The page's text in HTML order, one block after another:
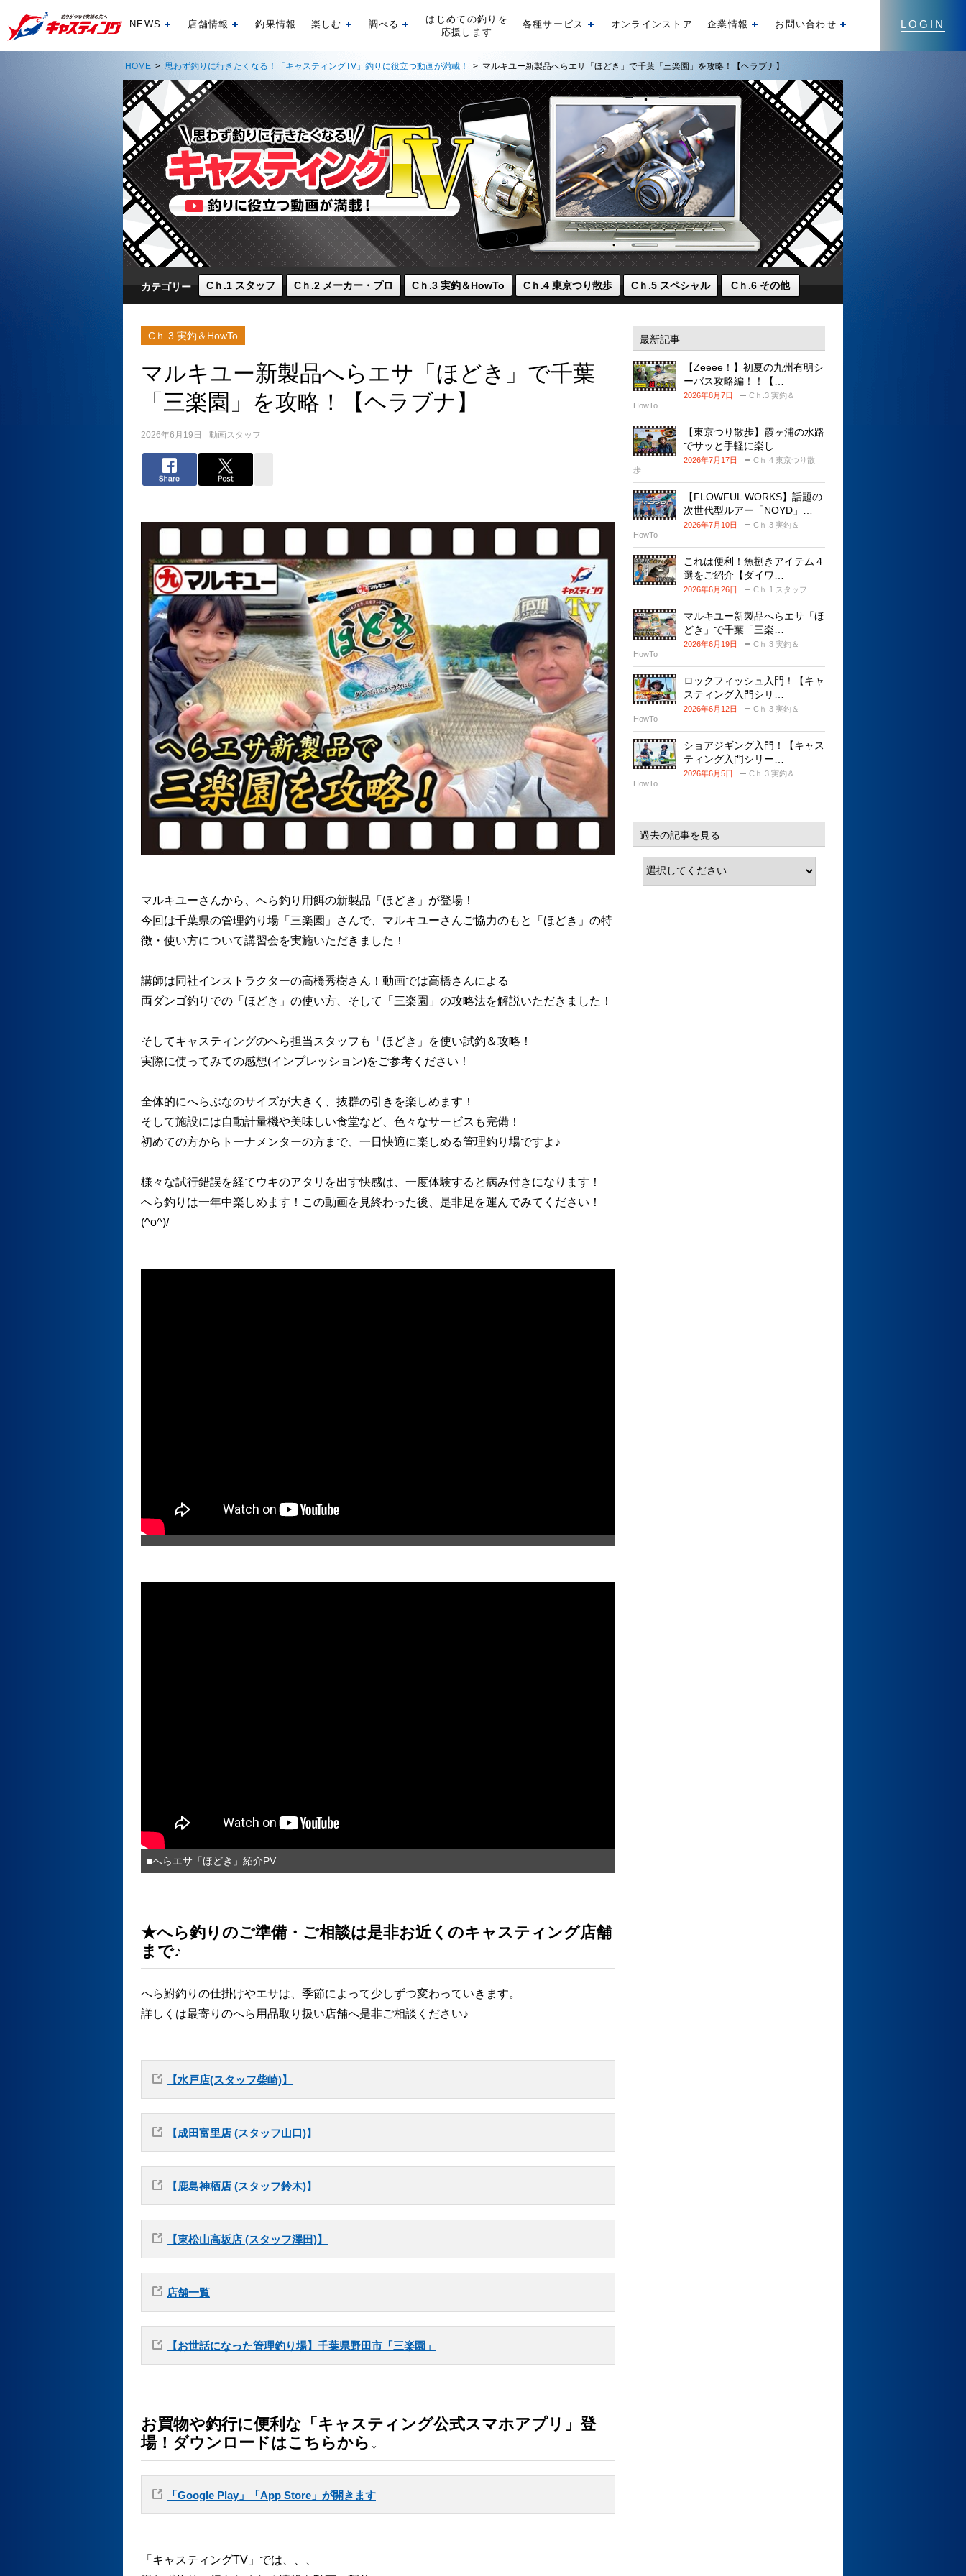
LOGIN
NEWS 開く店舗情報 開く釣果情報 楽しむ 開く調べる 開く
はじめての釣りを
応援します
各種サービス 開くオンラインストア 企業情報 開くお問い合わせ
HOME > 思わず釣りに行きたくなる！「キャスティングTV」釣りに役立つ動画が満載！ > マルキユー新製品へらエサ「ほどき」で千葉「三楽園」を攻略！【ヘラブナ】
カテゴリー Cｈ.1 スタッフ Cｈ.2 メーカー・プロ Cｈ.3 実釣＆HowTo Cｈ.4 東京つり散歩 Cｈ.5 スペシャル Cｈ.6 その他
Cｈ.3 実釣＆HowTo
マルキユー新製品へらエサ「ほどき」で千葉
「三楽園」を攻略！【ヘラブナ】
2026年6月19日 動画スタッフ
マルキユーさんから、へら釣り用餌の新製品「ほどき」が登場！
今回は千葉県の管理釣り場「三楽園」さんで、マルキユーさんご協力のもと「ほどき」の特
徴・使い方について講習会を実施いただきました！
講師は同社インストラクターの高橋秀樹さん！動画では高橋さんによる
両ダンゴ釣りでの「ほどき」の使い方、そして「三楽園」の攻略法を解説いただきました！
そしてキャスティングのへら担当スタッフも「ほどき」を使い試釣＆攻略！
実際に使ってみての感想(インプレッション)をご参考ください！
全体的にへらぶなのサイズが大きく、抜群の引きを楽しめます！
そして施設には自動計量機や美味しい食堂など、色々なサービスも完備！
初めての方からトーナメンターの方まで、一日快適に楽しめる管理釣り場ですよ♪
様々な試行錯誤を経てウキのアタリを出す快感は、一度体験すると病み付きになります！
へら釣りは一年中楽しめます！この動画を見終わった後、是非足を運んでみてください！
(^o^)/
■へらエサ「ほどき」紹介PV
★へら釣りのご準備・ご相談は是非お近くのキャスティング店舗
まで♪
へら鮒釣りの仕掛けやエサは、季節によって少しずつ変わっていきます。
詳しくは最寄りのへら用品取り扱い店舗へ是非ご相談ください♪
【水戸店(スタッフ柴崎)】
【成田富里店 (スタッフ山口)】
【鹿島神栖店 (スタッフ鈴木)】
【東松山高坂店 (スタッフ澤田)】
店舗一覧
【お世話になった管理釣り場】千葉県野田市「三楽園」
お買物や釣行に便利な「キャスティング公式スマホアプリ」登
場！ダウンロードはこちらから↓
「Google Play」「App Store」が開きます
「キャスティングTV」では、、、
最新記事
【Zeeee！】初夏の九州有明シ
ーバス攻略編！！【…
2026年8月7日
Cｈ.3 実釣＆
HowTo
【東京つり散歩】霞ヶ浦の水路
でサッと手軽に楽し…
2026年7月17日
Cｈ.4 東京つり散
歩
【FLOWFUL WORKS】話題の
次世代型ルアー「NOYD」…
2026年7月10日
Cｈ.3 実釣＆
HowTo
これは便利！魚捌きアイテム４
選をご紹介【ダイワ…
2026年6月26日 Cｈ.1 スタッフ
マルキユー新製品へらエサ「ほ
どき」で千葉「三楽…
2026年6月19日
Cｈ.3 実釣＆
HowTo
ロックフィッシュ入門！【キャ
スティング入門シリ…
2026年6月12日
Cｈ.3 実釣＆
HowTo
ショアジギング入門！【キャス
ティング入門シリー…
2026年6月5日
Cｈ.3 実釣＆
HowTo
過去の記事を見る